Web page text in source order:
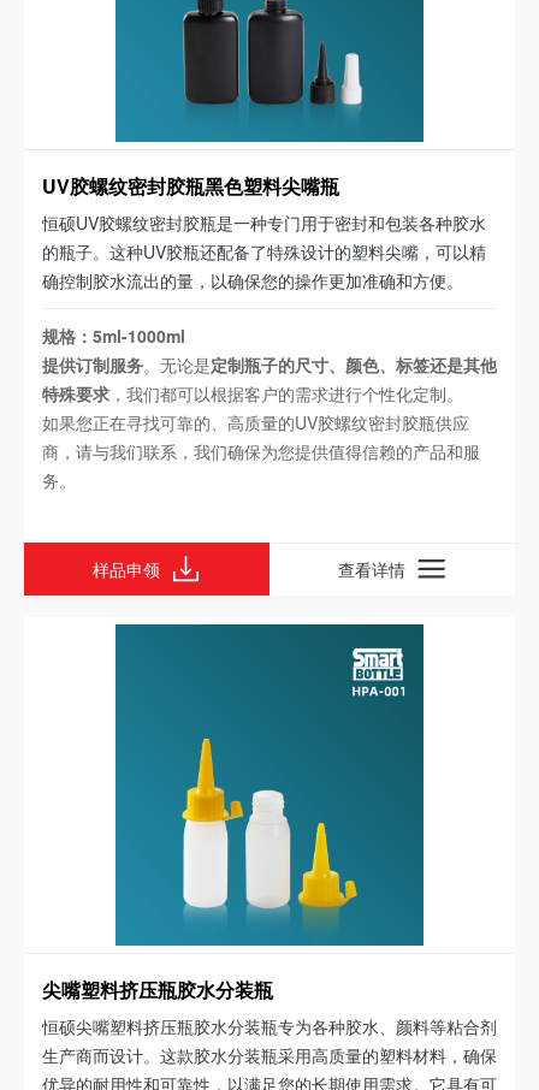
UV胶螺纹密封胶瓶黑色塑料尖嘴瓶
恒硕UV胶螺纹密封胶瓶是一种专门用于密封和包装各种胶水
的瓶子。这种UV胶瓶还配备了特殊设计的塑料尖嘴，可以精
确控制胶水流出的量，以确保您的操作更加准确和方便。
规格：5ml-1000ml
提供订制服务。无论是定制瓶子的尺寸、颜色、标签还是其他
特殊要求 ，我们都可以根据客户的需求进行个性化定制。
如果您正在寻找可靠的、高质量的UV胶螺纹密封胶瓶供应
商，请与我们联系，我们确保为您提供值得信赖的产品和服
务。
样品申领 查看详情
尖嘴塑料挤压瓶胶水分装瓶
恒硕尖嘴塑料挤压瓶胶水分装瓶专为各种胶水、颜料等粘合剂
生产商而设计。这款胶水分装瓶采用高质量的塑料材料，确保
优异的耐用性和可靠性，以满足您的长期使用需求。它具有可